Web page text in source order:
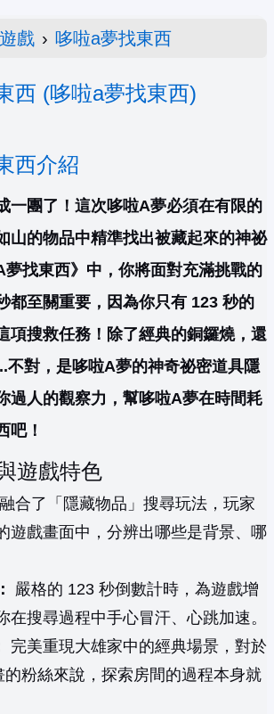
戲 › 哆啦a夢找東西
西 (哆啦a夢找東西)
西介紹
一團了！這次哆啦A夢必須在有限的
山的物品中精準找出被藏起來的神祕
找東西》中，你將面對充滿挑戰的
都至關重要，因為你只有 123 秒的
項搜救任務！除了經典的銅鑼燒，還
不對，是哆啦A夢的神奇祕密道具隱
過人的觀察力，幫哆啦A夢在時間耗
吧！
遊戲特色
融合了「隱藏物品」搜尋玩法，玩家
遊戲畫面中，分辨出哪些是背景、哪
嚴格的 123 秒倒數計時，為遊戲增
在搜尋過程中手心冒汗、心跳加速。
完美重現大雄家中的經典場景，對於
粉絲來說，探索房間的過程本身就